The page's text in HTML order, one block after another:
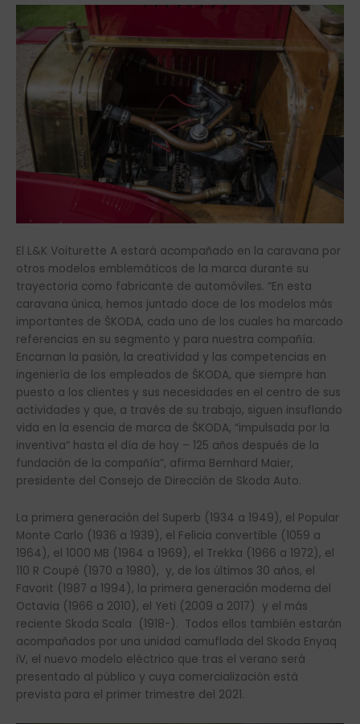
El L&K Voiturette A estará acompañado en la caravana por
otros modelos emblemáticos de la marca durante su
trayectoria como fabricante de automóviles. “En esta
caravana única, hemos juntado doce de los modelos más
importantes de ŠKODA, cada uno de los cuales ha marcado
referencias en su segmento y para nuestra compañía.
Encarnan la pasión, la creatividad y las competencias en
ingeniería de los empleados de ŠKODA, que siempre han
puesto a los clientes y sus necesidades en el centro de sus
actividades y que, a través de su trabajo, siguen insuflando
vida en la esencia de marca de ŠKODA, “impulsada por la
inventiva” hasta el día de hoy – 125 años después de la
fundación de la compañía”, afirma Bernhard Maier,
presidente del Consejo de Dirección de Skoda Auto.
La primera generación del Superb (1934 a 1949), el Popular
Monte Carlo (1936 a 1939), el Felicia convertible (1059 a
1964), el 1000 MB (1964 a 1969), el Trekka (1966 a 1972), el
110 R Coupé (1970 a 1980), y, de los últimos 30 años, el
Favorit (1987 a 1994), la primera generación moderna del
Octavia (1966 a 2010), el Yeti (2009 a 2017) y el más
reciente Skoda Scala (1918-). Todos ellos también estarán
acompañados por una unidad camuflada del Skoda Enyaq
iV, el nuevo modelo eléctrico que tras el verano será
presentado al público y cuya comercialización está
prevista para el primer trimestre del 2021.